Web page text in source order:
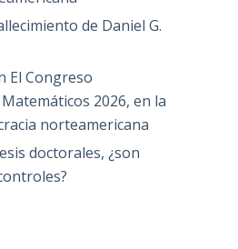
de Daniel G.
El Congreso
2026, en la
norteamericana
doctorales, ¿son